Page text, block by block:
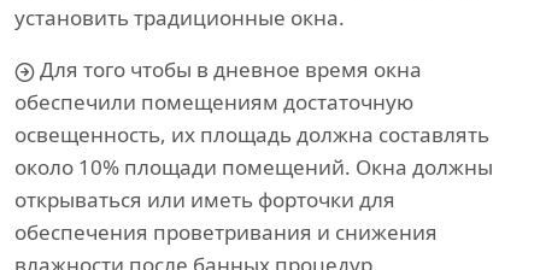
установить традиционные окна.
Для того чтобы в дневное время окна
обеспечили помещениям достаточную
освещенность, их площадь должна составлять
около 10% площади помещений. Окна должны
открываться или иметь форточки для
обеспечения проветривания и снижения
влажности после банных процедур.